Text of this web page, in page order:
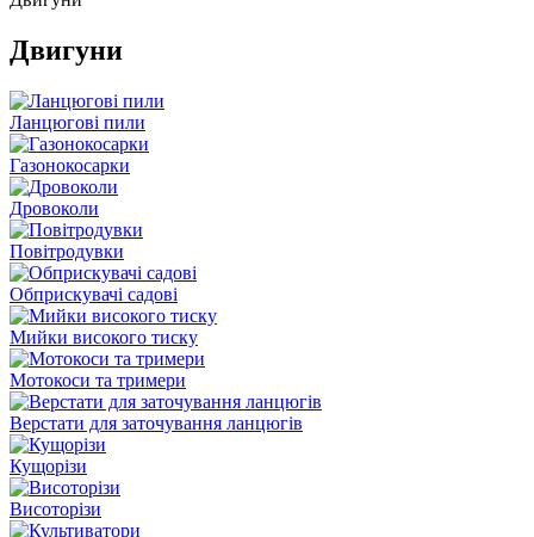
Двигуни
Ланцюгові пили
Газонокосарки
Дровоколи
Повітродувки
Обприскувачі садові
Мийки високого тиску
Мотокоси та тримери
Верстати для заточування ланцюгів
Кущорізи
Висоторізи